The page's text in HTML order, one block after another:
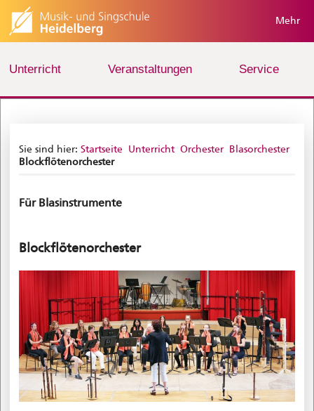
Mehr
Unterricht Veranstaltungen Service
Sie sind hier: Startseite Unterricht Orchester Blasorchester
Blockflötenorchester
Für Blasinstrumente
Blockflötenorchester